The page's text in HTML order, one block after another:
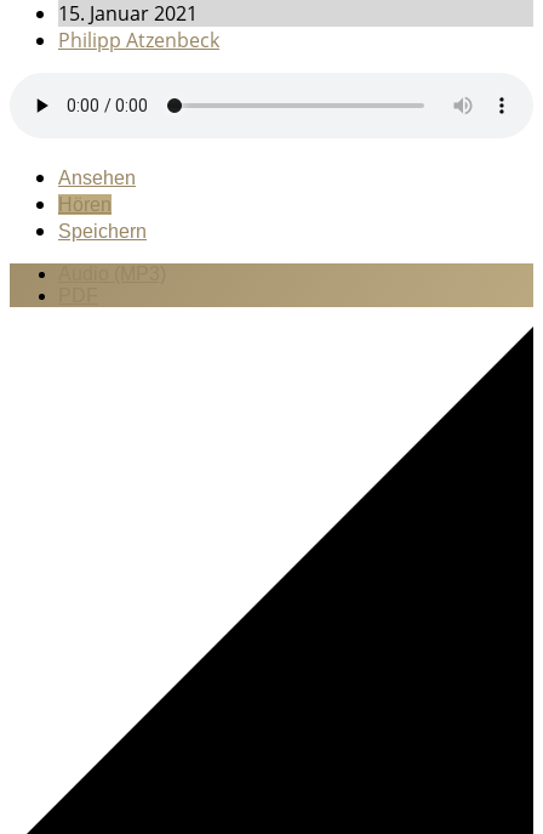
15. Januar 2021
Philipp Atzenbeck
Ansehen
Hören
Speichern